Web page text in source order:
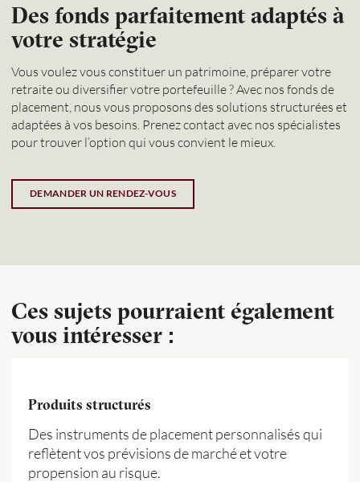
Des fonds parfaitement adaptés à
votre stratégie
Vous voulez vous constituer un patrimoine, préparer votre
retraite ou diversifier votre portefeuille ? Avec nos fonds de
placement, nous vous proposons des solutions structurées et
adaptées à vos besoins. Prenez contact avec nos spécialistes
pour trouver l’option qui vous convient le mieux.
DEMANDER UN RENDEZ-VOUS
Ces sujets pourraient également
vous intéresser :
Produits structurés
Des instruments de placement personnalisés qui
reflètent vos prévisions de marché et votre
propension au risque.